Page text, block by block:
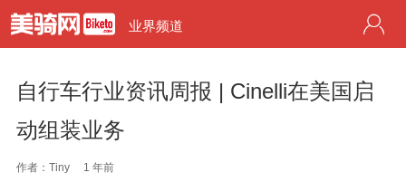
业界频道
自行车行业资讯周报 | Cinelli在美国启
动组装业务
作者：Tiny 1 年前